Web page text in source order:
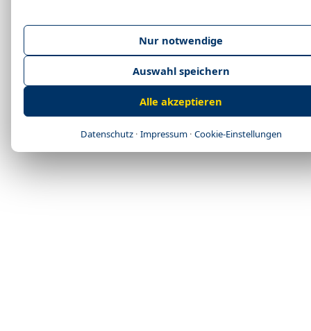
Nur notwendige
Auswahl speichern
Alle akzeptieren
Datenschutz· Impressum· Cookie-Einstellungen